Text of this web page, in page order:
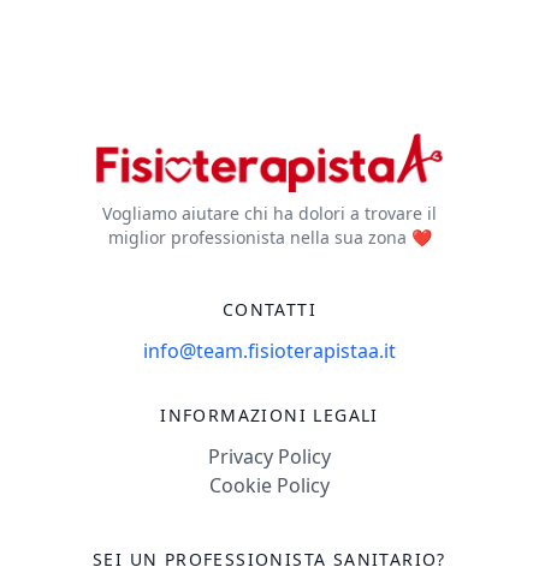
Vogliamo aiutare chi ha dolori a trovare il
miglior professionista nella sua zona ❤️
CONTATTI
info@team.fisioterapistaa.it
INFORMAZIONI LEGALI
Privacy Policy
Cookie Policy
SEI UN PROFESSIONISTA SANITARIO?